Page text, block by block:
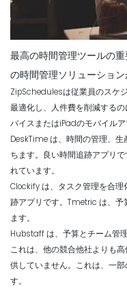
最高の時間管理ツールの
の時間管理ソリューション
ZipSchedulesは従業員のスケ
最適化し、人件費を削減する
バイスまたはiPadのモバイル
DeskTime は、時間の管理、
ちます。良い時間追跡アプリ
れています。
Clockify は、タスク管理を合
跡アプリです。Tmetric は、予
ます。
Hubstaff は、予算とチーム管
これは、他の競合他社よりも
供していません。これは、一
す。